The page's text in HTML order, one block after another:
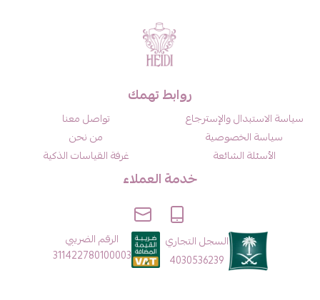
روابط تهمك
سياسة الاستبدال والإسترجاع
سياسة الخصوصية
الأسئلة الشائعة
تواصل معنا
من نحن
غرفة القياسات الذكية
خدمة العملاء
السجل التجاري
4030536239
الرقم الضريبي
311422780100003